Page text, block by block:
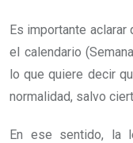
Es importante
el calendario
lo que quiere decir
normalidad, salvo
En ese sentido, la